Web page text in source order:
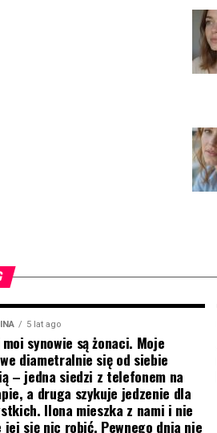
5 lat ago
moi synowie są żonaci. Moje
diametralnie się od siebie
– jedna siedzi z telefonem na
a druga szykuje jedzenie dla
Ilona mieszka z nami i nie
jej się nic robić. Pewnego dnia nie